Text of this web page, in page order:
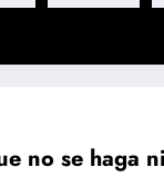
no se haga